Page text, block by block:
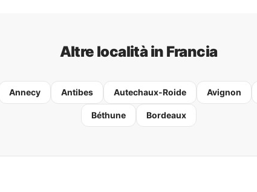
Altre località in Francia
Annecy Antibes Autechaux-Roide Avignon
Béthune Bordeaux